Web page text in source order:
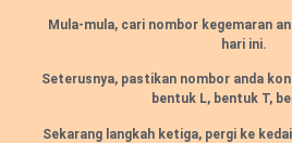
Mula-mula, cari nombor kegemaran
hari ini.
Seterusnya, pastikan nombor anda
bentuk L, bentuk T,
Sekarang langkah ketiga, pergi ke